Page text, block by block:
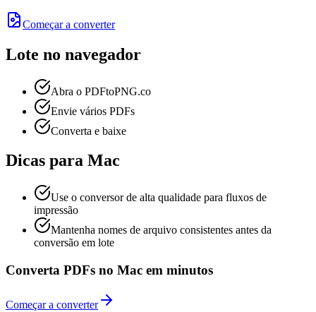
Começar a converter
Lote no navegador
Abra o PDFtoPNG.co
Envie vários PDFs
Converta e baixe
Dicas para Mac
Use o conversor de alta qualidade para fluxos de
impressão
Mantenha nomes de arquivo consistentes antes da
conversão em lote
Converta PDFs no Mac em minutos
Começar a converter